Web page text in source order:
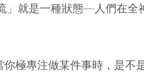
」就是一種狀態—人們在全
極專注做某件事時，是不